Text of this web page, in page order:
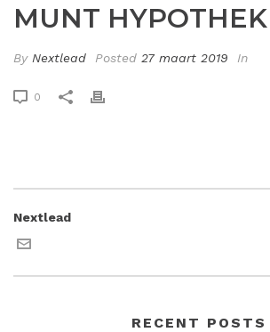
MUNT
By Nextlead Posted 27 maart 2019 In
0
Nextlead
RECENT POSTS